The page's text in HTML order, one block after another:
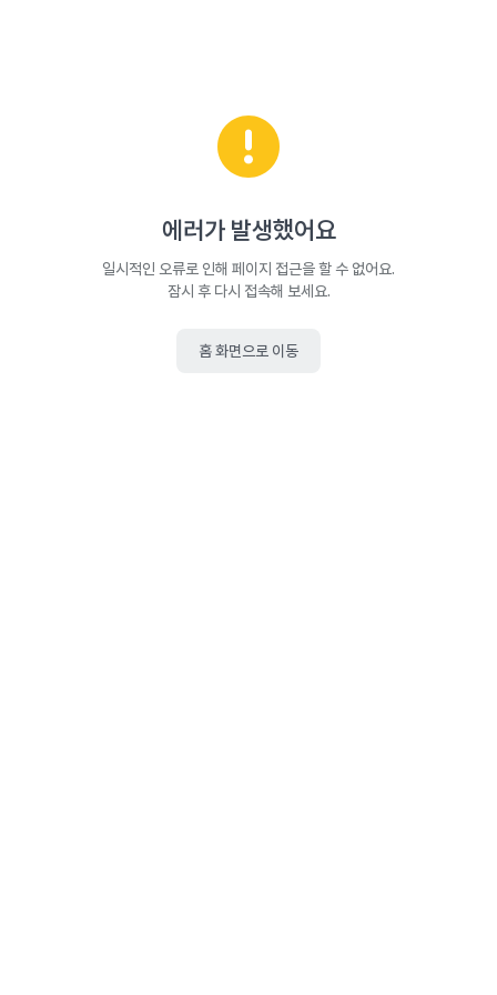
에러가 발생했어요
일시적인 오류로 인해 페이지 접근을 할 수 없어요.
잠시 후 다시 접속해 보세요.
홈 화면으로 이동